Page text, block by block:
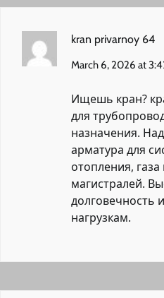
kran privarnoy 64
March 6, 2026 at
Ищешь кран?
для
назначения.
арматура для
отопления,
магистралей.
долговечность
нагрузкам.